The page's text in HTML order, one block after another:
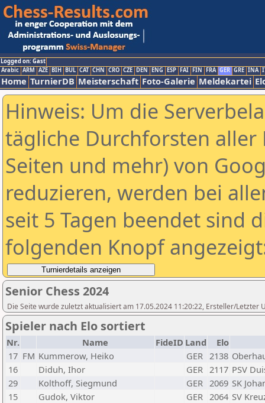
Logged on: Gast
Arabic ARM AZE BIH BUL CAT CHN CRO CZE DEN ENG ESP FAI FIN FRA GER GRE INA
Home TurnierDB Meisterschaft Foto-Galerie Meldekartei
Hinweis: Um die
tägliche Durchforsten aller
Seiten und mehr) von
reduzieren, werden bei
seit 5 Tagen beendet sind
folgenden Knopf
Senior Chess 2024
Die Seite wurde zuletzt aktualisiert am 17.05.2024 11:20:22, Ersteller/Letzter
Spieler nach Elo sortiert
Nr. Name FideID Land
Elo
17 FM Kummerow, Heiko GER 2138
16
Diduh, Ihor GER 2117 PSV
29
Kolthoff, Siegmund GER 2069 SK
15
Gudok, Viktor GER 2064 SV